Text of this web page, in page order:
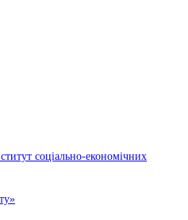
соціально-економічних